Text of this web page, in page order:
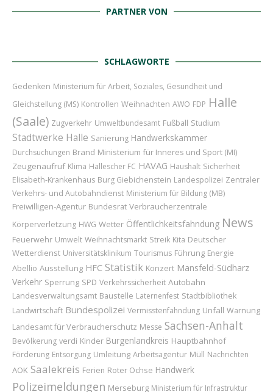
PARTNER VON
SCHLAGWORTE
Gedenken Ministerium für Arbeit, Soziales, Gesundheit und
Gleichstellung (MS) Kontrollen Weihnachten AWO FDP Halle
(Saale) Zugverkehr Umweltbundesamt Fußball Studium
Stadtwerke Halle Sanierung Handwerkskammer
Durchsuchungen Brand Ministerium für Inneres und Sport (MI)
Zeugenaufruf Klima Hallescher FC HAVAG Haushalt Sicherheit
Elisabeth-Krankenhaus Burg Giebichenstein Landespolizei Zentraler
Verkehrs- und Autobahndienst Ministerium für Bildung (MB)
Freiwilligen-Agentur Bundesrat Verbraucherzentrale
Körperverletzung HWG Wetter Öffentlichkeitsfahndung News
Feuerwehr Umwelt Weihnachtsmarkt Streik Kita Deutscher
Wetterdienst Universitätsklinikum Tourismus Führung Energie
Abellio Ausstellung HFC Statistik Konzert Mansfeld-Südharz
Verkehr Sperrung SPD Verkehrssicherheit Autobahn
Landesverwaltungsamt Baustelle Laternenfest Stadtbibliothek
Landwirtschaft Bundespolizei Vermisstenfahndung Unfall Warnung
Landesamt für Verbraucherschutz Messe Sachsen-Anhalt
Bevölkerung verdi Kinder Burgenlandkreis Hauptbahnhof
Förderung Entsorgung Umleitung Arbeitsagentur Müll Nachrichten
AOK Saalekreis Ferien Roter Ochse Handwerk
Polizeimeldungen Merseburg Ministerium für Infrastruktur